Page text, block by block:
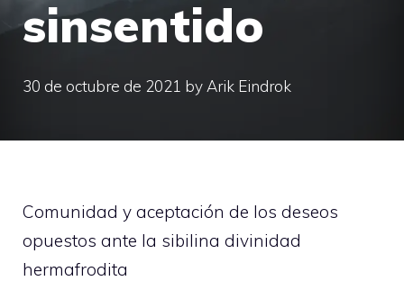
sinsentido
30 de octubre de 2021 by Arik Eindrok
Comunidad y aceptación de los deseos
opuestos ante la sibilina divinidad
hermafrodita